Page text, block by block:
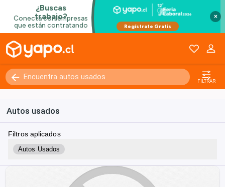
×
FILTRAR
Autos usados
Filtros aplicados
Autos Usados